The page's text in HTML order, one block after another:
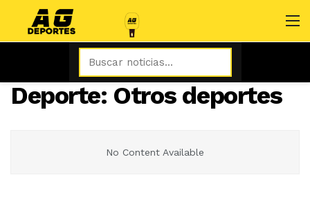
Deporte: Otros deportes
No Content Available